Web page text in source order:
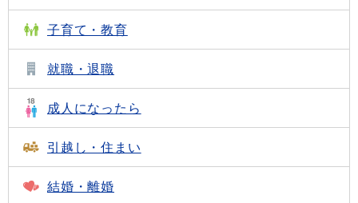
子育て・教育
就職・退職
成人になったら
引越し・住まい
結婚・離婚